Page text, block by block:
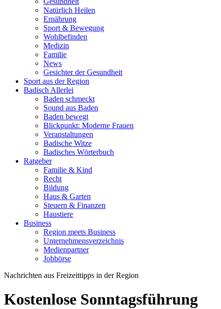
Natürlich Heilen
Ernährung
Sport & Bewegung
Wohlbefinden
Medizin
Familie
News
Gesichter der Gesundheit
Sport aus der Region
Badisch Allerlei
Baden schmeckt
Sound aus Baden
Baden bewegt
Blickpunkt: Moderne Frauen
Veranstaltungen
Badische Witze
Badisches Wörterbuch
Ratgeber
Familie & Kind
Recht
Bildung
Haus & Garten
Steuern & Finanzen
Haustiere
Business
Region meets Business
Unternehmensverzeichnis
Medienpartner
Jobbörse
Nachrichten aus Freizeittipps in der Region
Kostenlose Sonntagsführung